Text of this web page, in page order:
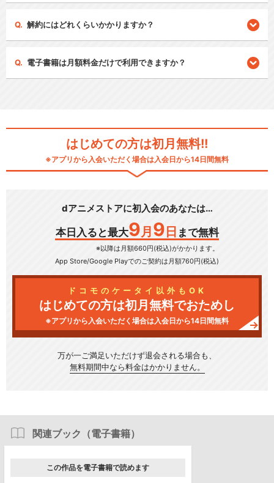
解約にはどれくらいかかりますか？
電子書籍は月額料金だけで利用できますか？
はじめての方は初月無料!!
※アプリから入会いただく場合は入会日から14日間無料
dアニメストアに初入会のあなたは…
本日入ると最大9 月 9 日 まで無料
※以降は月額660円(税込)がかかります。
App Store/Google Playでのご契約は月額760円(税込)
ドコモのケータイ以外もOK
はじめての方は初月無料でおためし
※アプリから入会いただく場合は入会日から14日間無料
万が一ご満足いただけず退会される場合も、
無料期間中なら料金はかかりません。
関連ブック（電子書籍）
この作品を電子書籍で読めます